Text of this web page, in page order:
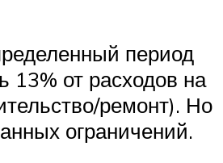
период
13% от расходов на
ремонт). Но
ограничений.